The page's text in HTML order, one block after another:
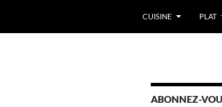
CUISINE
PLAT
ABONNEZ-